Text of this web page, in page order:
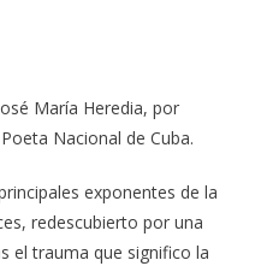
María Heredia, por
Nacional de Cuba.
exponentes de la
redescubierto por una
el trauma que significo la